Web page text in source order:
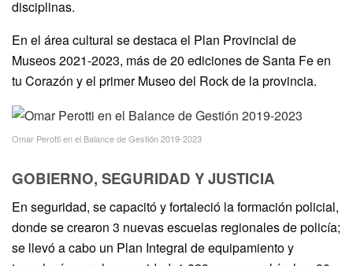
disciplinas.
En el área cultural se destaca el Plan Provincial de
Museos 2021-2023, más de 20 ediciones de Santa Fe en
tu Corazón y el primer Museo del Rock de la provincia.
Omar Perotti en el Balance de Gestión 2019-2023
GOBIERNO, SEGURIDAD Y JUSTICIA
En seguridad, se capacitó y fortaleció la formación policial,
donde se crearon 3 nuevas escuelas regionales de policía;
se llevó a cabo un Plan Integral de equipamiento y